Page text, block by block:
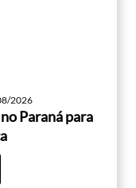
2026
Paraná para